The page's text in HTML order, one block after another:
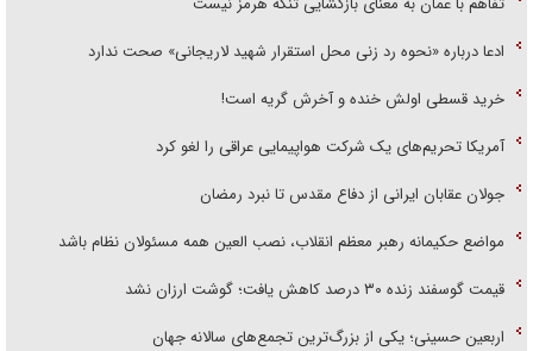
ادعا درباره «نحوه رد زنی محل استقرار شهید لاریجانی» صحت ندارد
خرید قسطی اولش خنده و آخرش گریه است!
آمریکا تحریم‌های یک شرکت هواپیمایی عراقی را لغو کرد
جولان عقابان ایرانی از دفاع مقدس تا نبرد رمضان
مواضع حکیمانه رهبر معظم انقلاب، نصب العین همه مسئولان نظام باشد
قیمت گوسفند زنده ۳۰ درصد کاهش یافت؛ گوشت ارزان نشد
اربعین حسینی؛ یکی از بزرگ‌ترین تجمع‌های سالانه جهان